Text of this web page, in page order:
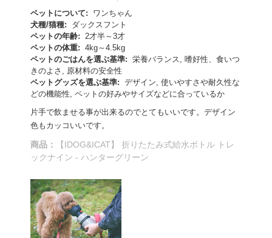
ペットについて:
ワンちゃん
犬種/猫種:
ダックスフント
ペットの年齢:
2才半～3才
ペットの体重: 4kg～4.5kg
ペットのごはんを選ぶ基準: 栄養バランス, 嗜好性、食いつ
きのよさ, 原材料の安全性
ペットグッズを選ぶ基準: デザイン, 使いやすさや耐久性な
どの機能性, ペットの好みやサイズなどに合っているか
片手で飲ませる事が出来るのでとてもいいです。デザイン
色もカッコいいです。
商品：
【IDOG&ICAT】 折りたたみ式給水ボトル トレ
ックナイン - ハンターグリーン